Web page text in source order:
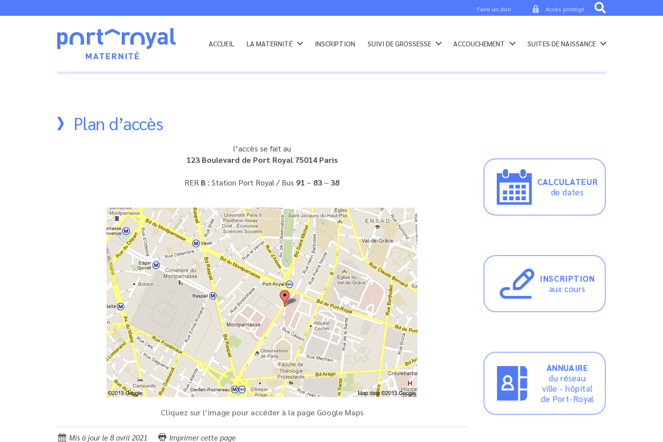
Faire un don Accès protégé
Port
ACCUEIL LA MATERNITÉ INSCRIPTION SUIVI DE GROSSESSE ACCOUCHEMENT SUITES DE NAISSANCE
Plan d’accès
l’accès se fait au
123 Boulevard de Port Royal 75014 Paris
RER B : Station Port Royal / Bus 91 – 83– 38
Cliquez sur l’image pour accéder à la page Google Maps
Mis à jour le 8 avril 2021 Imprimer cette page
CALCULATEUR
de dates
INSCRIPTION
aux cours
ANNUAIRE
du réseau
ville - hôpital
de Port-Royal